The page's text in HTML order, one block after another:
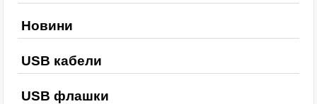
Новини
USB кабели
USB флашки